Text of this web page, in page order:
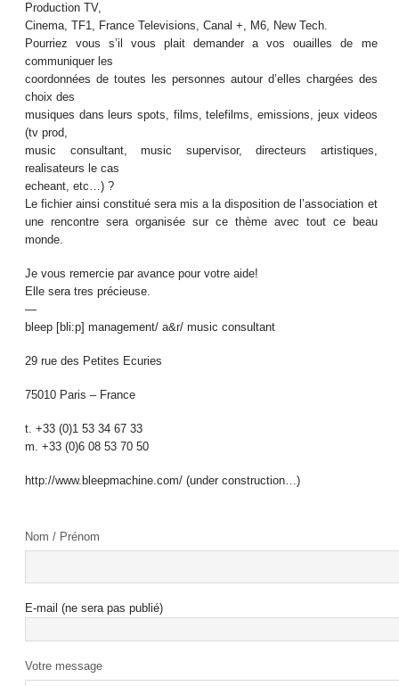
Production TV,
Cinema, TF1, France Televisions, Canal +, M6, New Tech.
Pourriez vous s’il vous plait demander a vos ouailles de me
communiquer les
coordonnées de toutes les personnes autour d’elles chargées des
choix des
musiques dans leurs spots, films, telefilms, emissions, jeux videos
(tv prod,
music consultant, music supervisor, directeurs artistiques,
realisateurs le cas
echeant, etc…) ?
Le fichier ainsi constitué sera mis a la disposition de l’association et
une rencontre sera organisée sur ce thème avec tout ce beau
monde.
Je vous remercie par avance pour votre aide!
Elle sera tres précieuse.
—
bleep [bli:p] management/ a&r/ music consultant
29 rue des Petites Ecuries
75010 Paris – France
t. +33 (0)1 53 34 67 33
m. +33 (0)6 08 53 70 50
http://www.bleepmachine.com/ (under construction…)
Nom / Prénom
E-mail (ne sera pas publié)
Votre message